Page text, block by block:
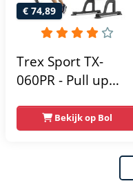
€ 74,89
Trex Sport TX-
060PR - Pull up
Fitness - Pull up
rack -
Multifunctioneel -
Bekijk op Bol